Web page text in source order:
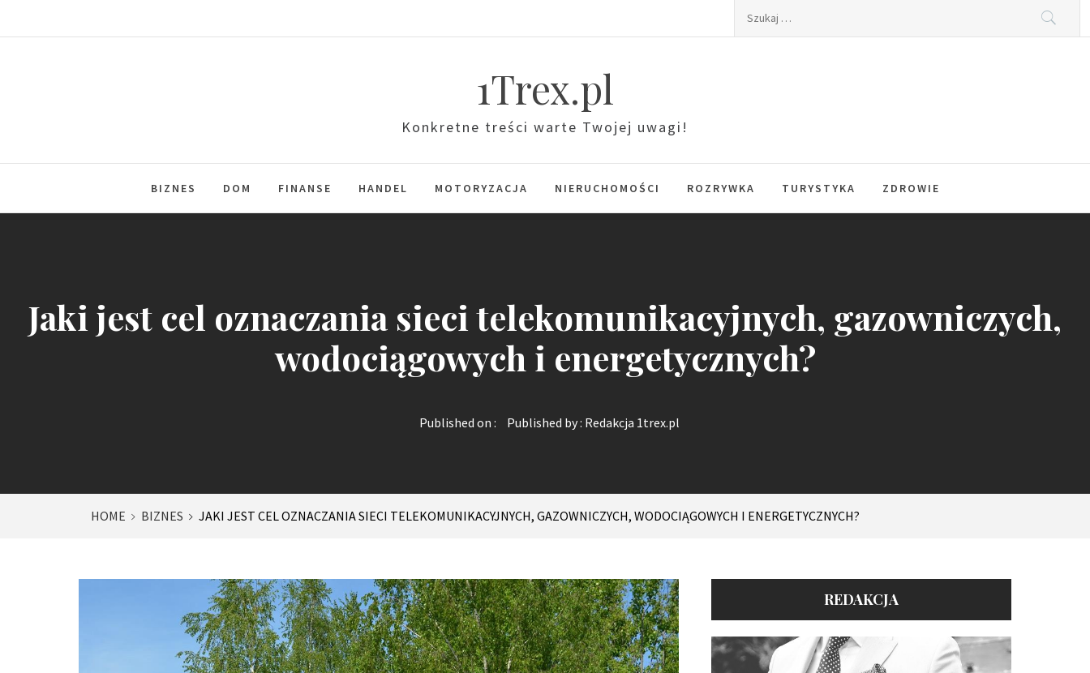
Szukaj:
1Trex.pl
Konkretne treści warte Twojej uwagi!
BIZNES DOM FINANSE HANDEL MOTORYZACJA NIERUCHOMOŚCI ROZRYWKA TURYSTYKA ZDROWIE
Jaki jest cel oznaczania sieci telekomunikacyjnych, gazowniczych,
wodociągowych i energetycznych?
Published on : Published by : Redakcja 1trex.pl
HOME BIZNES JAKI JEST CEL OZNACZANIA SIECI TELEKOMUNIKACYJNYCH, GAZOWNICZYCH, WODOCIĄGOWYCH I ENERGETYCZNYCH?
REDAKCJA